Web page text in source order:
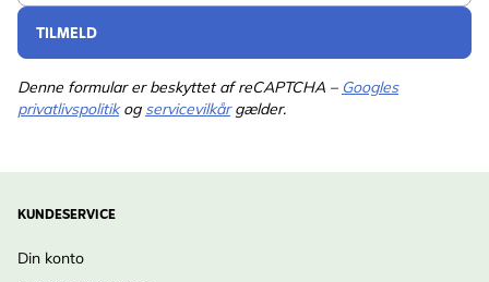
TILMELD
Denne formular er beskyttet af reCAPTCHA – Googles
privatlivspolitikog servicevilkårgælder.
KUNDESERVICE
Din konto